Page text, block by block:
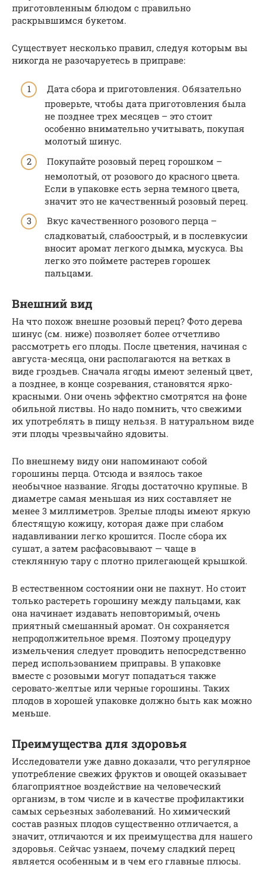
приготовленным блюдом с правильно
раскрывшимся букетом.
Существует несколько правил, следуя которым вы
никогда не разочаруетесь в приправе:
Дата сбора и приготовления. Обязательно
проверьте, чтобы дата приготовления была
не позднее трех месяцев – это стоит
особенно внимательно учитывать, покупая
молотый шинус.
Покупайте розовый перец горошком –
немолотый, от розового до красного цвета.
Если в упаковке есть зерна темного цвета,
значит это не качественный розовый перец.
Вкус качественного розового перца –
сладковатый, слабоострый, и в послевкусии
вносит аромат легкого дымка, мускуса. Вы
легко это поймете растерев горошек
пальцами.
Внешний вид
На что похож внешне розовый перец? Фото дерева
шинус (см. ниже) позволяет более отчетливо
рассмотреть его плоды. После цветения, начиная с
августа-месяца, они располагаются на ветках в
виде гроздьев. Сначала ягоды имеют зеленый цвет,
а позднее, в конце созревания, становятся ярко-
красными. Они очень эффектно смотрятся на фоне
обильной листвы. Но надо помнить, что свежими
их употреблять в пищу нельзя. В натуральном виде
эти плоды чрезвычайно ядовиты.
По внешнему виду они напоминают собой
горошины перца. Отсюда и взялось такое
необычное название. Ягоды достаточно крупные. В
диаметре самая меньшая из них составляет не
менее 3 миллиметров. Зрелые плоды имеют яркую
блестящую кожицу, которая даже при слабом
надавливании легко крошится. После сбора их
сушат, а затем расфасовывают — чаще в
стеклянную тару с плотно прилегающей крышкой.
В естественном состоянии они не пахнут. Но стоит
только растереть горошину между пальцами, как
она начинает издавать неповторимый, очень
приятный смешанный аромат. Он сохраняется
непродолжительное время. Поэтому процедуру
измельчения следует проводить непосредственно
перед использованием приправы. В упаковке
вместе с розовыми могут попадаться также
серовато-желтые или черные горошины. Таких
плодов в хорошей упаковке должно быть как можно
меньше.
Преимущества для здоровья
Исследователи уже давно доказали, что регулярное
употребление свежих фруктов и овощей оказывает
благоприятное воздействие на человеческий
организм, в том числе и в качестве профилактики
самых серьезных заболеваний. Но химический
состав разных плодов существенно отличается, а
значит, отличаются и их преимущества для нашего
здоровья. Сейчас узнаем, почему сладкий перец
является особенным и в чем его главные плюсы.